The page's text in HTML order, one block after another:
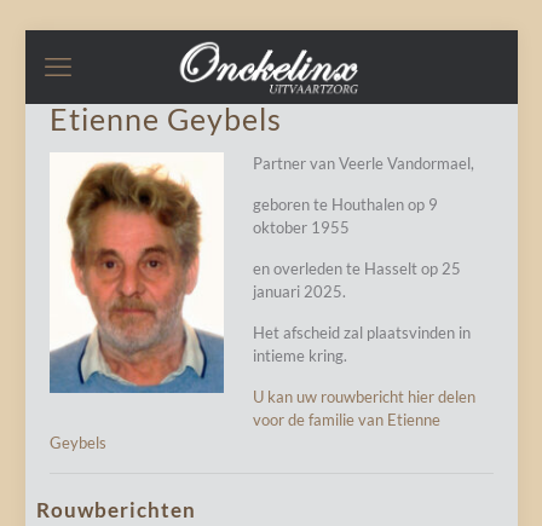
Etienne Geybels
Partner van Veerle Vandormael,
geboren te Houthalen op 9
oktober 1955
en overleden te Hasselt op 25
januari 2025.
Het afscheid zal plaatsvinden in
intieme kring.
U kan uw rouwbericht hier delen
voor de familie van Etienne
Geybels
Rouwberichten